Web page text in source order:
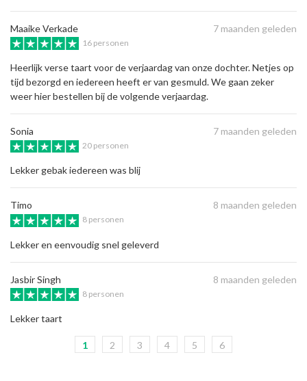
Maaike Verkade 7 maanden geleden
16 personen
Heerlijk verse taart voor de verjaardag van onze dochter. Netjes op
tijd bezorgd en iedereen heeft er van gesmuld. We gaan zeker
weer hier bestellen bij de volgende verjaardag.
Sonia 7 maanden geleden
20 personen
Lekker gebak iedereen was blij
Timo 8 maanden geleden
8 personen
Lekker en eenvoudig snel geleverd
Jasbir Singh 8 maanden geleden
8 personen
Lekker taart
1 2 3 4 5 6